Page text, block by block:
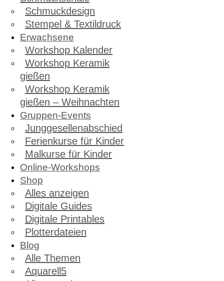
Schmuckdesign
Stempel & Textildruck
Erwachsene
Workshop Kalender
Workshop Keramik
gießen
Workshop Keramik
gießen – Weihnachten
Gruppen-Events
Junggesellenabschied
Ferienkurse für Kinder
Malkurse für Kinder
Online-Workshops
Shop
Alles anzeigen
Digitale Guides
Digitale Printables
Plotterdateien
Blog
Alle Themen
Aquarell